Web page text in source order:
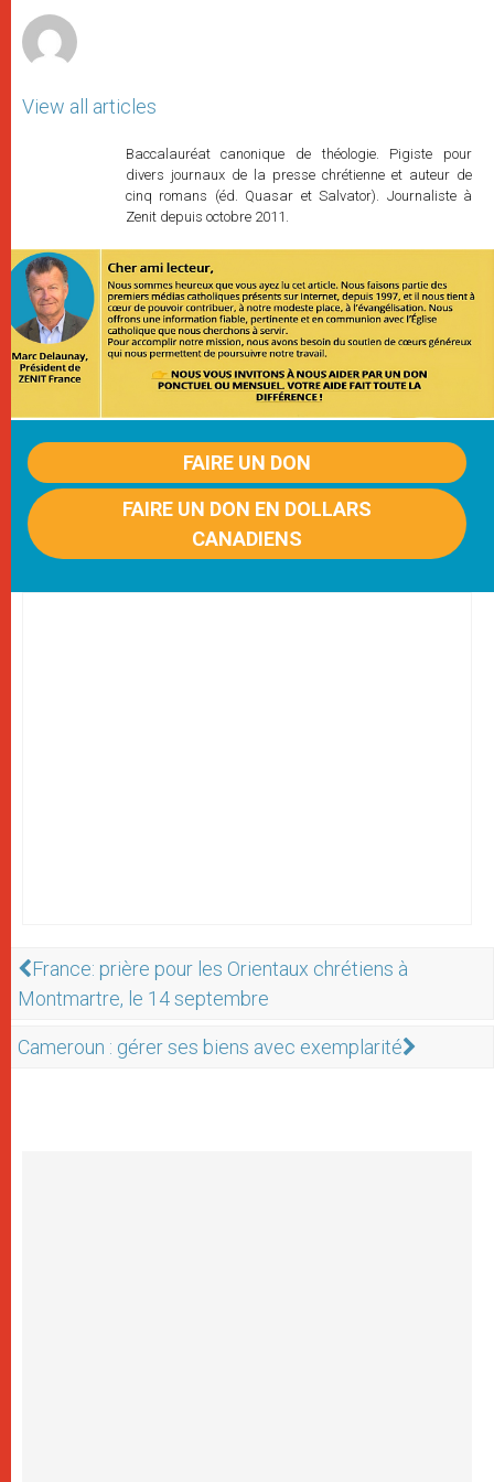
View all articles
Baccalauréat canonique de théologie. Pigiste pour
divers journaux de la presse chrétienne et auteur de
cinq romans (éd. Quasar et Salvator). Journaliste à
Zenit depuis octobre 2011.
FAIRE UN DON
FAIRE UN DON EN DOLLARS
CANADIENS
France: prière pour les Orientaux chrétiens à
Montmartre, le 14 septembre
Cameroun : gérer ses biens avec exemplarité